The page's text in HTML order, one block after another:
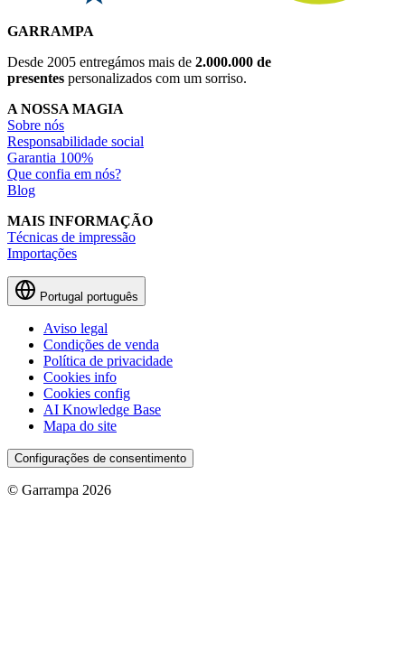
GARRAMPA
Desde 2005 entregámos mais de 2.000.000 de
presentes personalizados com um sorriso.
A NOSSA MAGIA
Sobre nós
Responsabilidade social
Garantia 100%
Que confia em nós?
Blog
MAIS INFORMAÇÃO
Técnicas de impressão
Importações
Portugal português
Aviso legal
Condições de venda
Política de privacidade
Cookies info
Cookies config
AI Knowledge Base
Mapa do site
Configurações de consentimento
© Garrampa 2026